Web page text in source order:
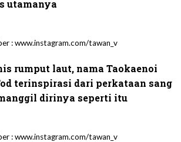
utamanya
: www.instagram.com/tawan_v
rumput laut, nama Taokaenoi
terinspirasi dari perkataan sang
dirinya seperti itu
: www.instagram.com/tawan_v